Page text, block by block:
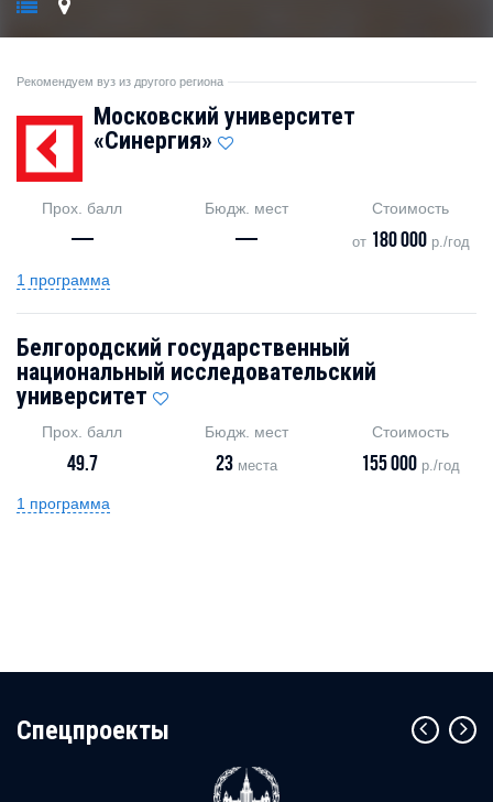
Рекомендуем вуз из другого региона
Московский университет
«Синергия»
Прох. балл
—
Бюдж. мест
—
Стоимость
от 180 000р./год
1 программа
Белгородский государственный
национальный исследовательский
университет
Прох. балл
49.7
Бюдж. мест
23места
Стоимость
155 000 р./год
1 программа
Cпецпроекты